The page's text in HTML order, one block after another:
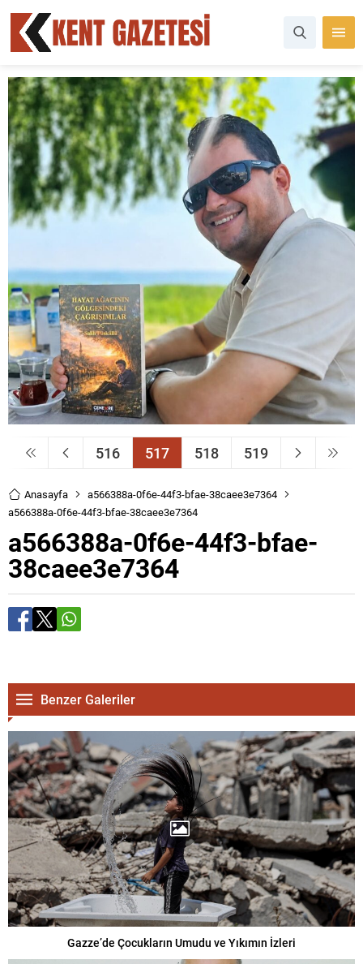
516 517 518 519
Anasayfa
a566388a-0f6e-44f3-bfae-38caee3e7364
a566388a-0f6e-44f3-bfae-38caee3e7364
a566388a-0f6e-44f3-bfae-
38caee3e7364
Benzer Galeriler
Gazze’de Çocukların Umudu ve Yıkımın İzleri